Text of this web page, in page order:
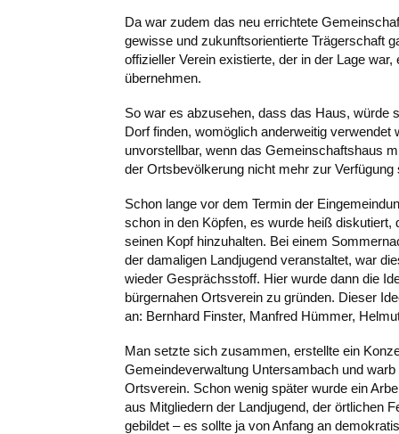
Da war zudem das neu errichtete
gewisse und zukunftsorientierte Trägerschaft
offizieller Verein existierte, der in der Lage
übernehmen.
So war es abzusehen, dass das Haus, würde
Dorf finden, womöglich anderweitig verwendet
unvorstellbar, wenn das Gemeinschaftshaus
der Ortsbevölkerung nicht mehr zur Verfügung
Schon lange vor dem Termin der
schon in den Köpfen, es wurde heiß diskutiert,
seinen Kopf hinzuhalten. Bei einem
der damaligen Landjugend veranstaltet, war
wieder Gesprächsstoff. Hier wurde dann die
bürgernahen Ortsverein zu gründen. Dieser
an: Bernhard Finster, Manfred Hümmer,
Man setzte sich zusammen, erstellte ein
Gemeindeverwaltung Untersambach und
Ortsverein. Schon wenig später wurde ein
aus Mitgliedern der Landjugend, der örtlichen
gebildet – es sollte ja von Anfang an